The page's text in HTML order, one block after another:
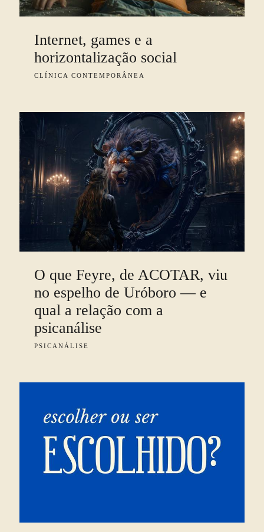
Internet, games e a
horizontalização social
CLÍNICA CONTEMPORÂNEA
O que Feyre, de ACOTAR, viu
no espelho de Uróboro — e
qual a relação com a
psicanálise
PSICANÁLISE